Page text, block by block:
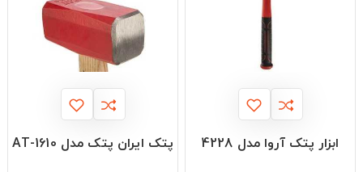
ابزار پتک آروا مدل 4228 پتک ایران پتک مدل AT-1610